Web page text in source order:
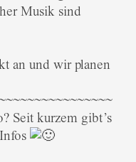
Musik sind
an und wir planen
Seit kurzem gibt’s